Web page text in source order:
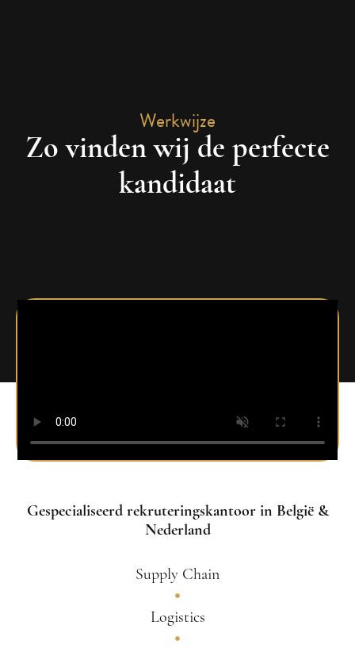
Werkwijze
Zo vinden wij de perfecte
kandidaat
Gespecialiseerd rekruteringskantoor in België &
Nederland
Supply Chain
Logistics